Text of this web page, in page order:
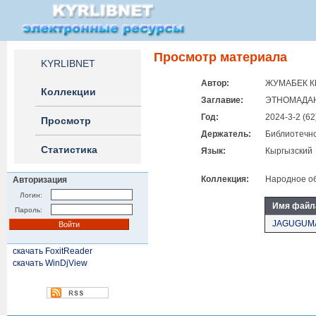
KYRLIBNET
Коллекции
Просмотр
Статистика
Авторизация
Логин:
Пароль:
скачать FoxitReader
скачать WinDjView
Просмотр материала
Автор:
ЖУМАБЕК
Заглавие:
Год:
2024-3-2
Держатель:
Язык:
Кыргызский
Коллекция: Народное
Имя